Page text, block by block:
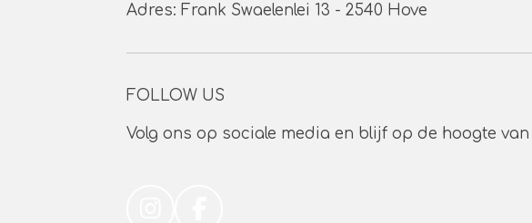
Adres: Frank Swaelenlei 13 - 2540 Hove
FOLLOW US
Volg ons op sociale media en blijf op de hoogte